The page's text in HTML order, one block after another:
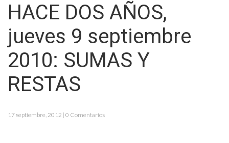
HACE DOS AÑOS,
jueves 9 septiembre
2010: SUMAS Y
RESTAS
17 septiembre, 2012 | 0 Comentarios